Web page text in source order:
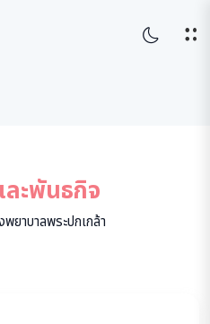
ะพันธกิจ
ยาบาลพระปกเกล้า